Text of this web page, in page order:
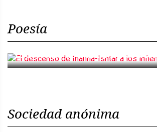
Poesía
El descenso de Inanna-Ishtar a
Sociedad anónima